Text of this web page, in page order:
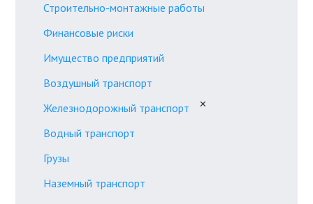
Строительно-монтажные работы
Финансовые риски
Имущество предприятий
Воздушный транспорт
Железнодорожный транспорт
✕
Водный транспорт
Грузы
Наземный транспорт